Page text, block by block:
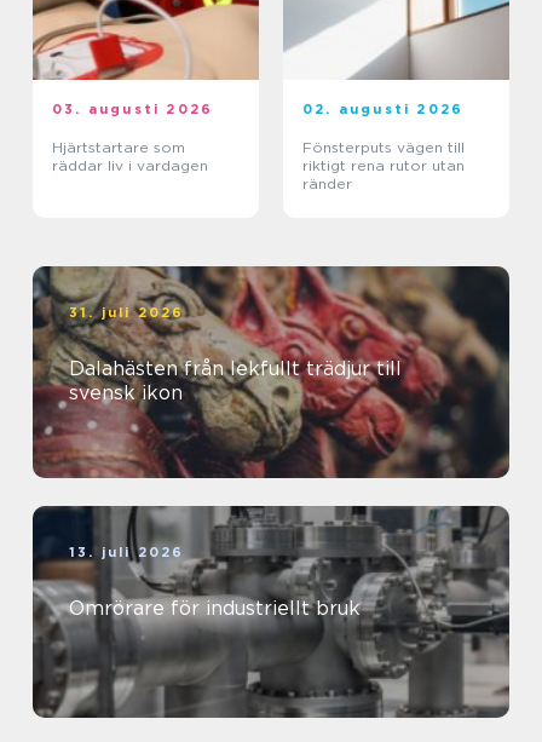
03. augusti 2026
Hjärtstartare som
räddar liv i vardagen
02. augusti 2026
Fönsterputs vägen till
riktigt rena rutor utan
ränder
31. juli 2026
Dalahästen från lekfullt trädjur till
svensk ikon
13. juli 2026
Omrörare för industriellt bruk